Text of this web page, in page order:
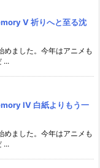
V 祈りへと至る沈
めました。今年はアニメも
...
IV 白紙よりもう一
めました。今年はアニメも
...